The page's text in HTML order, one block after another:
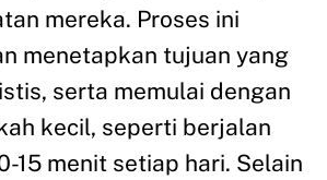
mereka. Proses ini
menetapkan tujuan yang
serta memulai dengan
kecil, seperti berjalan
15 menit setiap hari. Selain